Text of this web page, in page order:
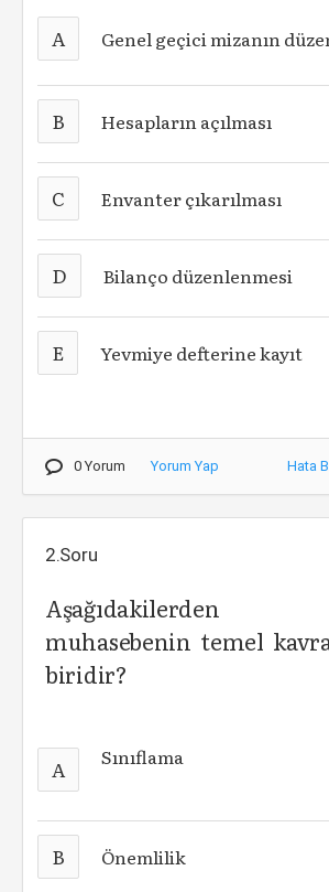
A Genel geçici mizanın
B Hesapların açılması
C Envanter çıkarılması
D Bilanço düzenlenmesi
E Yevmiye defterine kayıt
0 Yorum Yorum Yap Hata
2.Soru
Aşağıdakilerden
muhasebenin temel
biridir?
A Sınıflama
B Önemlilik